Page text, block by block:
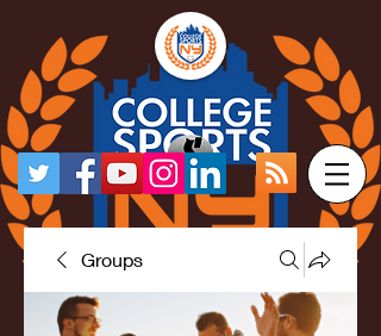
Groups